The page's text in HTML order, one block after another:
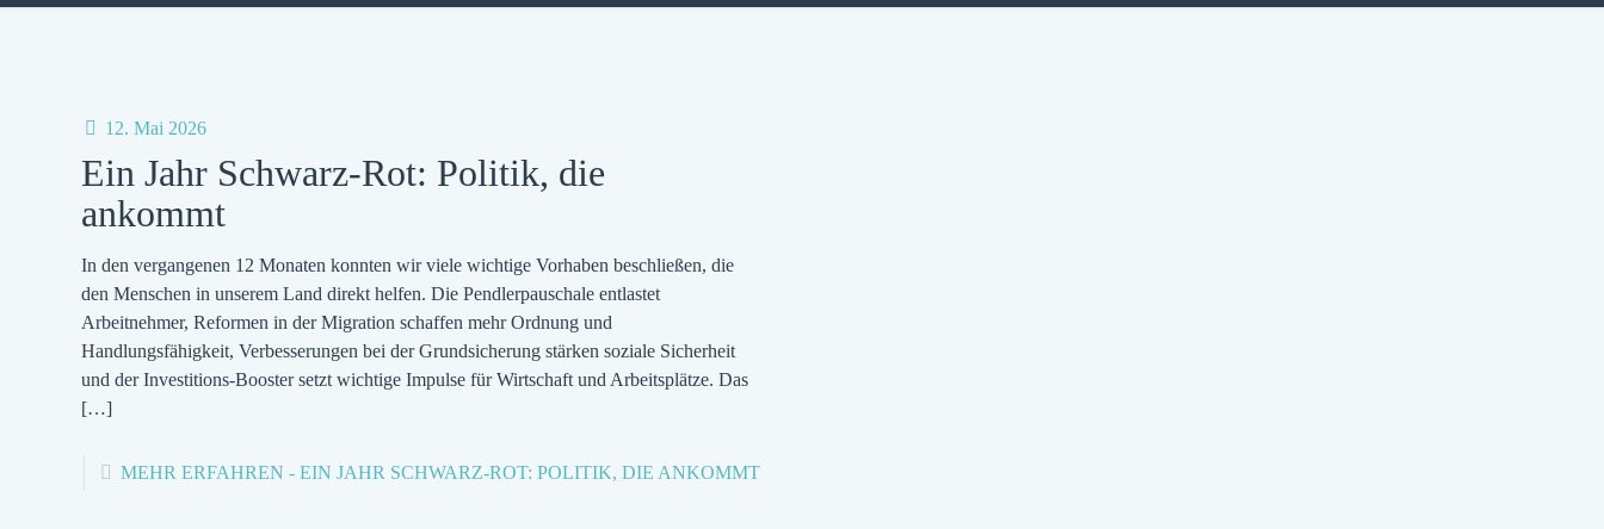
12. Mai 2026
Ein Jahr Schwarz-Rot: Politik, die
ankommt
In den vergangenen 12 Monaten konnten wir viele wichtige Vorhaben beschließen, die
den Menschen in unserem Land direkt helfen. Die Pendlerpauschale entlastet
Arbeitnehmer, Reformen in der Migration schaffen mehr Ordnung und
Handlungsfähigkeit, Verbesserungen bei der Grundsicherung stärken soziale Sicherheit
und der Investitions-Booster setzt wichtige Impulse für Wirtschaft und Arbeitsplätze. Das
[…]
MEHR ERFAHREN - EIN JAHR SCHWARZ-ROT: POLITIK, DIE ANKOMMT